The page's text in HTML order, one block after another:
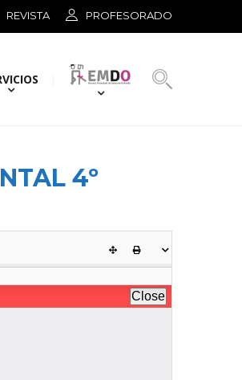
PROFESORADO
REVISTA
4º